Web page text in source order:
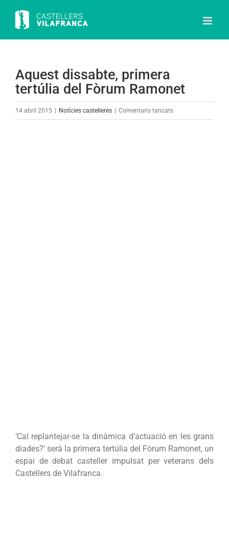
content
Aquest dissabte, primera
tertúlia del Fòrum Ramonet
14 abril 2015 Notícies castelleres Comentaris tancatsa
‘Cal replantejar-se la dinàmica d’actuació en les grans
diades?’ serà la primera tertúlia del Fòrum Ramonet, un
espai de debat casteller impulsat per veterans dels
Castellers de Vilafranca.